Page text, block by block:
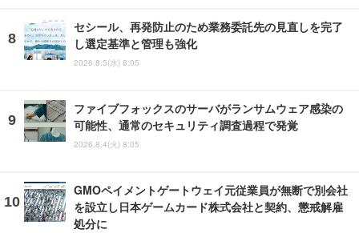
セシール、再発防止のため業務委託先の見直しを完了
し選定基準と管理も強化
2026.8.5(水) 8:05
ファイブフォックスのサーバがランサムウェア感染の
可能性、通常のセキュリティ調査過程で発覚
2026.8.4(火) 8:05
GMOペイメントゲートウェイ元従業員が無断で別会社
を設立し日本ゲームカード株式会社と契約、懲戒解雇
処分に